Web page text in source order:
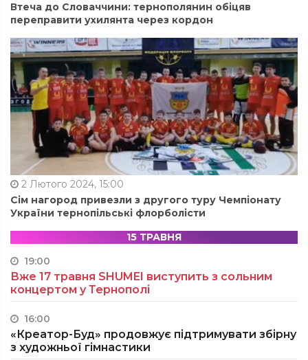
Втеча до Словаччини: тернополянин обіцяв
переправити ухилянта через кордон
2 Лютого 2024, 15:00
Сім нагород привезли з другого туру Чемпіонату
України тернопільські флорболісти
15 ТРАВНЯ
19:00
Вже 17 травня SHUMEI виступить з сольним
концертом у Тернополі
16:00
«Креатор-Буд» продовжує підтримувати збірну
з художньої гімнастики